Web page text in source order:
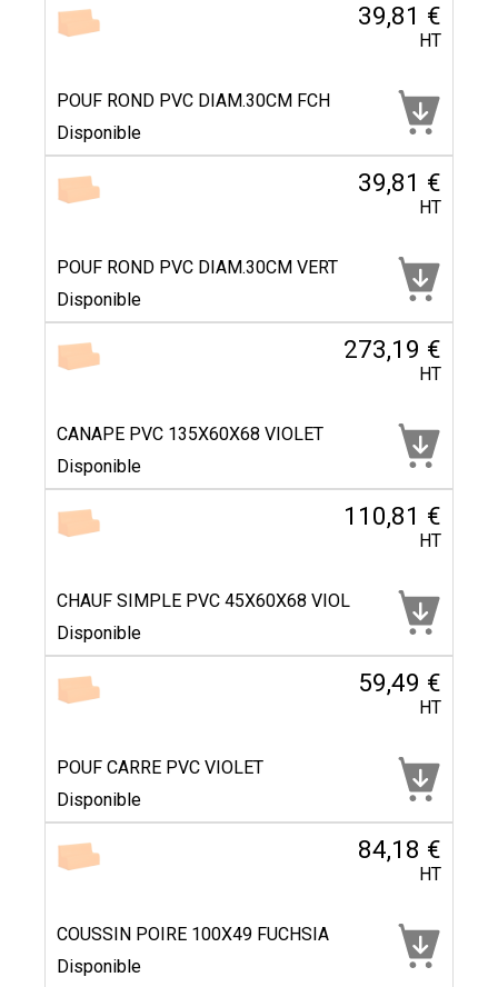
39,81 €
HT
POUF ROND PVC DIAM.30CM FCH
Disponible
39,81 €
HT
POUF ROND PVC DIAM.30CM VERT
Disponible
273,19 €
HT
CANAPE PVC 135X60X68 VIOLET
Disponible
110,81 €
HT
CHAUF SIMPLE PVC 45X60X68 VIOL
Disponible
59,49 €
HT
POUF CARRE PVC VIOLET
Disponible
84,18 €
HT
COUSSIN POIRE 100X49 FUCHSIA
Disponible